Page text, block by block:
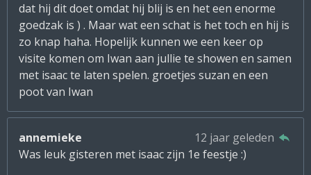
dat hij dit doet omdat hij blij is en het een enorme
goedzak is ) . Maar wat een schat is het toch en hij is
zo knap haha. Hopelijk kunnen we een keer op
visite komen om Iwan aan jullie te showen en samen
met isaac te laten spelen. groetjes suzan en een
poot van Iwan
annemieke
12 jaar geleden
Was leuk gisteren met isaac zijn 1e feestje :)